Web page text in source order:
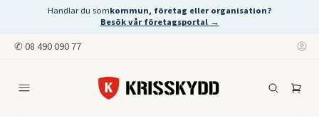
Handlar du somkommun, företag eller organisation?
Besök vår företagsportal →
✆ 08 490 090 77